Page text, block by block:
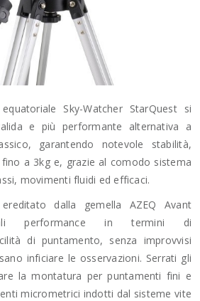
Sky-Watcher StarQuest si
e più performante alternativa a
garantendo notevole stabilità,
a 3kg e, grazie al comodo sistema
movimenti fluidi ed efficaci.
dalla gemella AZEQ Avant
performance in termini di
di puntamento, senza improvvisi
inficiare le osservazioni. Serrati gli
la montatura per puntamenti fini e
micrometrici indotti dal sisteme vite